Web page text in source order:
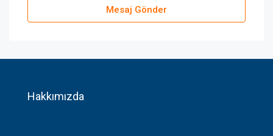
Mesaj Gönder
Hakkımızda